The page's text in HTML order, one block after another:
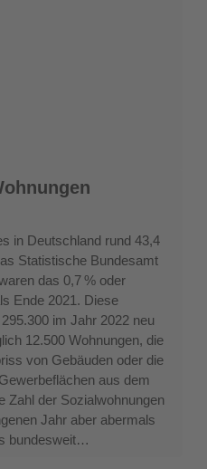
in Deutschland rund 43,4
Statistische Bundesamt
das 0,7 % oder
Ende 2021. Diese
im Jahr 2022 neu
12.500 Wohnungen, die
von Gebäuden oder die
aus dem
Zahl der Sozialwohnungen
Jahr aber abermals
bundesweit…